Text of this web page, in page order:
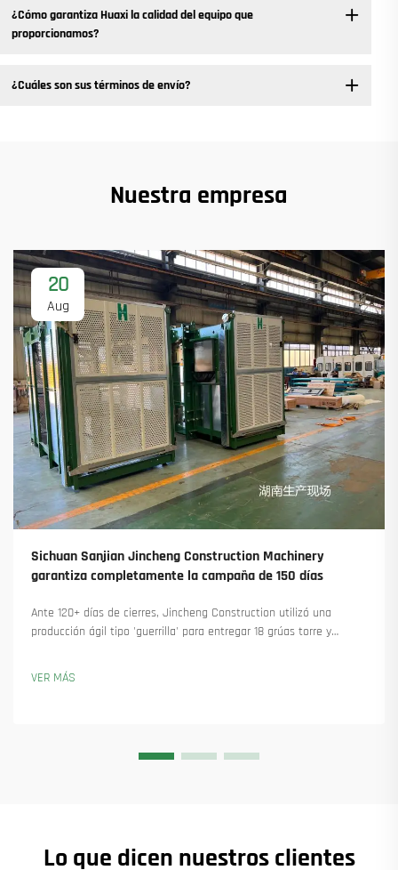
¿Cómo garantiza Huaxi la calidad del equipo que
proporcionamos?
¿Cuáles son sus términos de envío?
Nuestra empresa
20
Aug
Sichuan Sanjian Jincheng Construction Machinery
garantiza completamente la campaña de 150 días
Ante 120+ días de cierres, Jincheng Construction utilizó una
producción ágil tipo 'guerrilla' para entregar 18 grúas torre y
la producción en marcha. Obtenga más información.
VER MÁS
Lo que dicen nuestros clientes